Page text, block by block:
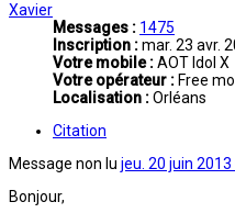
Xavier
Messages : 1475
Inscription :mar. 23 avr.
Votre mobile :AOT Idol X
Votre opérateur : Free
Localisation :Orléans
Citation
Message non lu jeu. 20 juin 2013
Bonjour,